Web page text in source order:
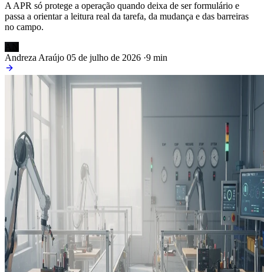
A APR só protege a operação quando deixa de ser formulário e
passa a orientar a leitura real da tarefa, da mudança e das barreiras
no campo.
Andreza Araújo 05 de julho de 2026 ·9 min